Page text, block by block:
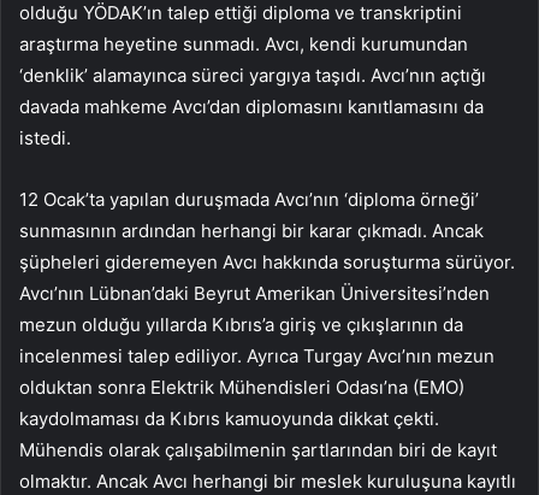
olduğu YÖDAK’ın talep ettiği diploma ve transkriptini
araştırma heyetine sunmadı. Avcı, kendi kurumundan
‘denklik’ alamayınca süreci yargıya taşıdı. Avcı’nın açtığı
davada mahkeme Avcı’dan diplomasını kanıtlamasını da
istedi.
12 Ocak’ta yapılan duruşmada Avcı’nın ‘diploma örneği’
sunmasının ardından herhangi bir karar çıkmadı. Ancak
şüpheleri gideremeyen Avcı hakkında soruşturma sürüyor.
Avcı’nın Lübnan’daki Beyrut Amerikan Üniversitesi’nden
mezun olduğu yıllarda Kıbrıs’a giriş ve çıkışlarının da
incelenmesi talep ediliyor. Ayrıca Turgay Avcı’nın mezun
olduktan sonra Elektrik Mühendisleri Odası’na (EMO)
kaydolmaması da Kıbrıs kamuoyunda dikkat çekti.
Mühendis olarak çalışabilmenin şartlarından biri de kayıt
olmaktır. Ancak Avcı herhangi bir meslek kuruluşuna kayıtlı